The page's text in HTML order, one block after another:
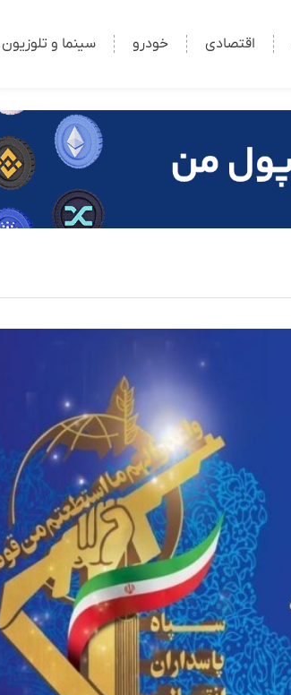
اقتصادی خودرو سینما و تلوزیون